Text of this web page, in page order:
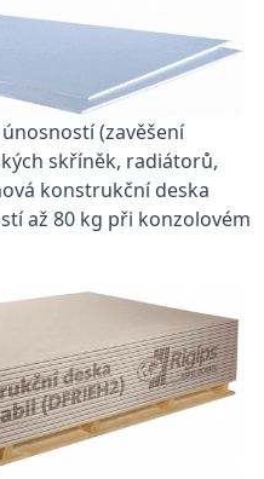
(zavěšení
skříněk, radiátorů,
konstrukční deska
až 80 kg při konzolovém